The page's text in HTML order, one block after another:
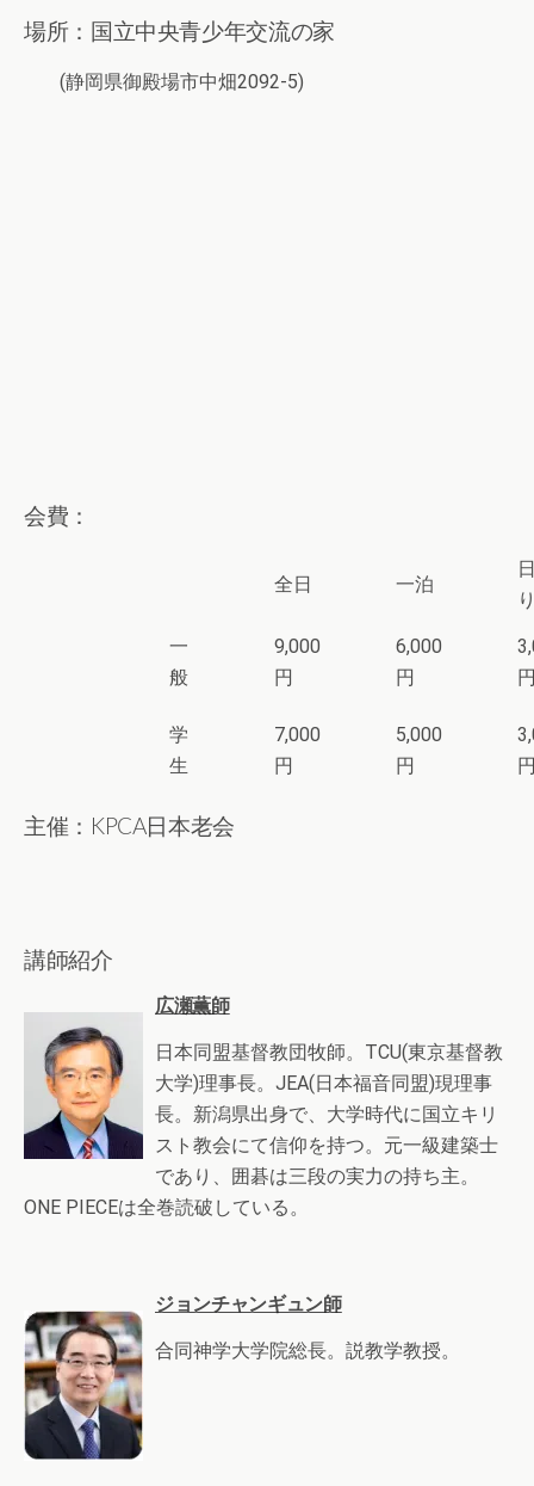
場所：国立中央青少年交流の家
(静岡県御殿場市中畑2092-5)
会費：
全日 一泊
一
般
9,000
円
6,000
円
学
生
7,000
円
5,000
円
主催：KPCA日本老会
講師紹介
広瀬薫師
日本同盟基督教団牧師。TCU(東京基督教
大学)理事長。JEA(日本福音同盟)現理事
長。新潟県出身で、大学時代に国立キリ
スト教会にて信仰を持つ。元一級建築士
であり、囲碁は三段の実力の持ち主。
ONE PIECEは全巻読破している。
ジョンチャンギュン師
合同神学大学院総長。説教学教授。